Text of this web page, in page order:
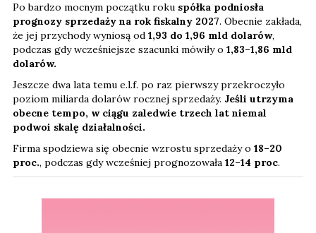
Po bardzo mocnym początku roku spółka podniosła
prognozy sprzedaży na rok fiskalny 2027. Obecnie zakłada,
że jej przychody wyniosą od 1,93 do 1,96 mld dolarów,
podczas gdy wcześniejsze szacunki mówiły o 1,83–1,86 mld
dolarów.
Jeszcze dwa lata temu e.l.f. po raz pierwszy przekroczyło
poziom miliarda dolarów rocznej sprzedaży. Jeśli utrzyma
obecne tempo, w ciągu zaledwie trzech lat niemal
podwoi skalę działalności.
Firma spodziewa się obecnie wzrostu sprzedaży o 18–20
proc., podczas gdy wcześniej prognozowała 12–14 proc.